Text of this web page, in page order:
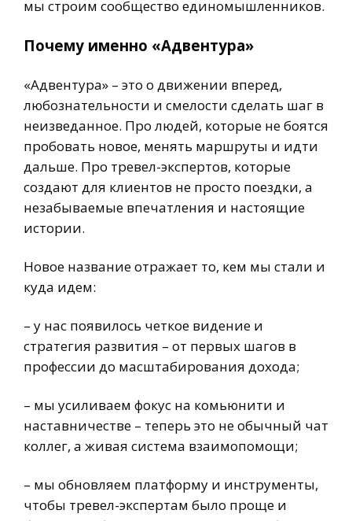
мы строим сообщество единомышленников.
Почему именно «Адвентура»
«Адвентура» – это о движении вперед,
любознательности и смелости сделать шаг в
неизведанное. Про людей, которые не боятся
пробовать новое, менять маршруты и идти
дальше. Про тревел-экспертов, которые
создают для клиентов не просто поездки, а
незабываемые впечатления и настоящие
истории.
Новое название отражает то, кем мы стали и
куда идем:
– у нас появилось четкое видение и
стратегия развития – от первых шагов в
профессии до масштабирования дохода;
– мы усиливаем фокус на комьюнити и
наставничестве – теперь это не обычный чат
коллег, а живая система взаимопомощи;
– мы обновляем платформу и инструменты,
чтобы тревел-экспертам было проще и